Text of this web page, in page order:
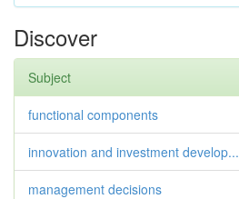
Discover
Subject
functional components
innovation and investment develop...
management decisions